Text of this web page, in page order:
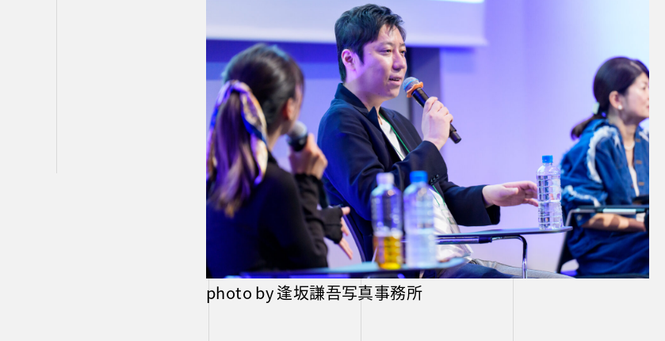
photo by 逢坂謙吾写真事務所